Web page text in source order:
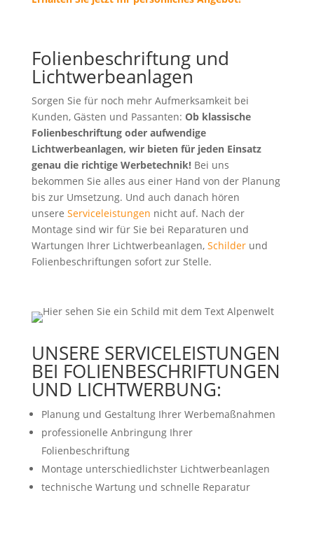
Folienbeschriftung und
Lichtwerbeanlagen
Sorgen Sie für noch mehr Aufmerksamkeit bei
Kunden, Gästen und Passanten: Ob klassische
Folienbeschriftung oder aufwendige
Lichtwerbeanlagen, wir bieten für jeden Einsatz
genau die richtige Werbetechnik!Bei uns
bekommen Sie alles aus einer Hand von der Planung
bis zur Umsetzung. Und auch danach hören
unsere Serviceleistungen nicht auf. Nach der
Montage sind wir für Sie bei Reparaturen und
Wartungen Ihrer Lichtwerbeanlagen, Schilderund
Folienbeschriftungen sofort zur Stelle.
UNSERE SERVICELEISTUNGEN
BEI FOLIENBESCHRIFTUNGEN
UND LICHTWERBUNG:
Planung und Gestaltung Ihrer Werbemaßnahmen
professionelle Anbringung Ihrer
Folienbeschriftung
Montage unterschiedlichster Lichtwerbeanlagen
technische Wartung und schnelle Reparatur